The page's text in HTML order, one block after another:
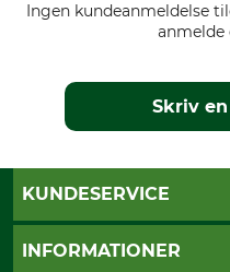
Ingen kundeanmeldelse
anmelde
Skriv
KUNDESERVICE
Kontakt
INFORMATIONER